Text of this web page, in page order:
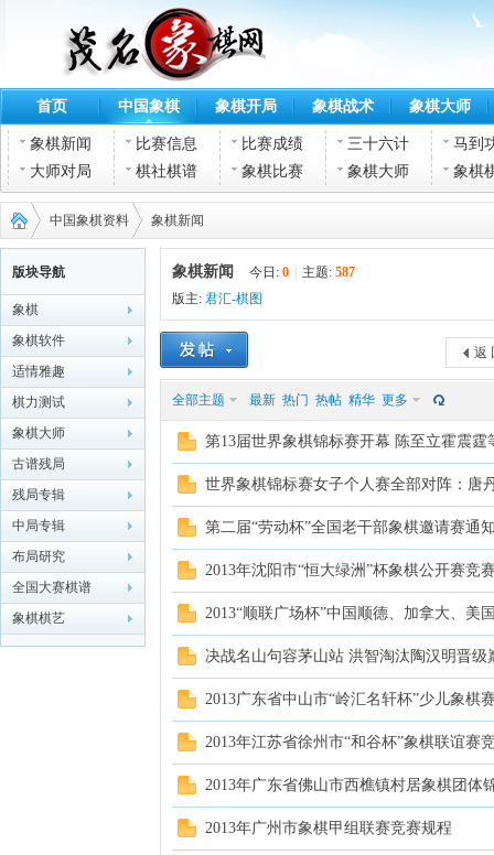
首页 中国象棋 象棋开局 象棋战术 象棋大师
象棋新闻 比赛信息 比赛成绩 三十六计
马到
大师对局
棋社棋谱 象棋比赛 象棋大师 象棋
茂名
象棋
›
中国象棋资料
›
象棋新闻
版块导航
象棋
象棋软件
适情雅趣
棋力测试
象棋大师
古谱残局
残局专辑
中局专辑
布局研究
全国大赛棋谱
象棋棋艺
象棋新闻 今日: 0 主题: 587
版主: 君汇-棋图
返
全部主题 最新 热门 热帖 精华 更多
第13届世界象棋锦标赛开幕 陈至立霍震霆
世界象棋锦标赛女子个人赛全部对阵：唐
第二届“劳动杯”全国老干部象棋邀请赛通
2013年沈阳市“恒大绿洲”杯象棋公开赛竞
2013“顺联广场杯”中国顺德、加拿大、美
决战名山句容茅山站 洪智淘汰陶汉明晋级
2013广东省中山市“岭汇名轩杯”少儿象棋
2013年江苏省徐州市“和谷杯”象棋联谊赛
2013年广东省佛山市西樵镇村居象棋团体
2013年广州市象棋甲组联赛竞赛规程